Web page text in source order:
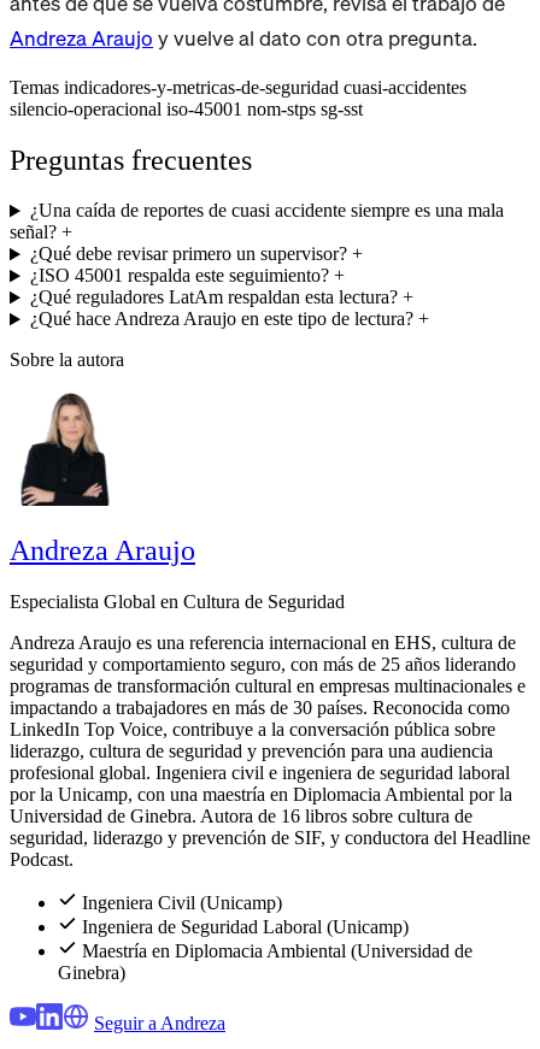
Andreza Araujoy vuelve al dato con otra pregunta.
Temas indicadores-y-metricas-de-seguridad cuasi-accidentes
silencio-operacional iso-45001 nom-stps sg-sst
Preguntas frecuentes
¿Una caída de reportes de cuasi accidente siempre es una mala
señal? +
¿Qué debe revisar primero un supervisor?+
¿ISO 45001 respalda este seguimiento?+
¿Qué reguladores LatAm respaldan esta lectura?+
¿Qué hace Andreza Araujo en este tipo de lectura?+
Sobre la autora
Andreza Araujo
Especialista Global en Cultura de Seguridad
Andreza Araujo es una referencia internacional en EHS, cultura de
seguridad y comportamiento seguro, con más de 25 años liderando
programas de transformación cultural en empresas multinacionales e
impactando a trabajadores en más de 30 países. Reconocida como
LinkedIn Top Voice, contribuye a la conversación pública sobre
liderazgo, cultura de seguridad y prevención para una audiencia
profesional global. Ingeniera civil e ingeniera de seguridad laboral
por la Unicamp, con una maestría en Diplomacia Ambiental por la
Universidad de Ginebra. Autora de 16 libros sobre cultura de
seguridad, liderazgo y prevención de SIF, y conductora del Headline
Podcast.
Ingeniera Civil (Unicamp)
Ingeniera de Seguridad Laboral (Unicamp)
Maestría en Diplomacia Ambiental (Universidad de
Ginebra)
Seguir a Andreza